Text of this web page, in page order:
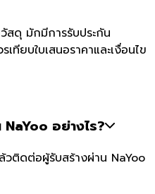
สดุ มักมีการรับประกัน
ยบใบเสนอราคาและเงื่อนไข
อย่างไร?
วติดต่อผู้รับสร้างผ่าน NaYoo